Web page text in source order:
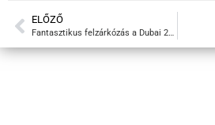
ELŐZŐ
Fantasztikus felzárkózás a Dubai 24 órás futamon